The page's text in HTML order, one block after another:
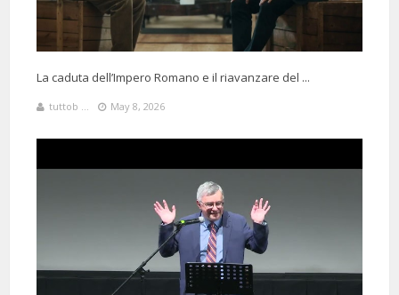
Ricordiamo che il compianto giornalista Mino Pecorelli scrisse sul
settimanale “Osservatore politico” il 02/05/1978 (col sequestro di Moro
Said: 8 Months 3 Days 15 Hours 14 Minutes ago
Lo straordinario modo di narrare la Storia di Barbero è qualcosa di
La caduta dell’Impero Romano e il riavanzare del ...
tuttob ... May 8, 2026